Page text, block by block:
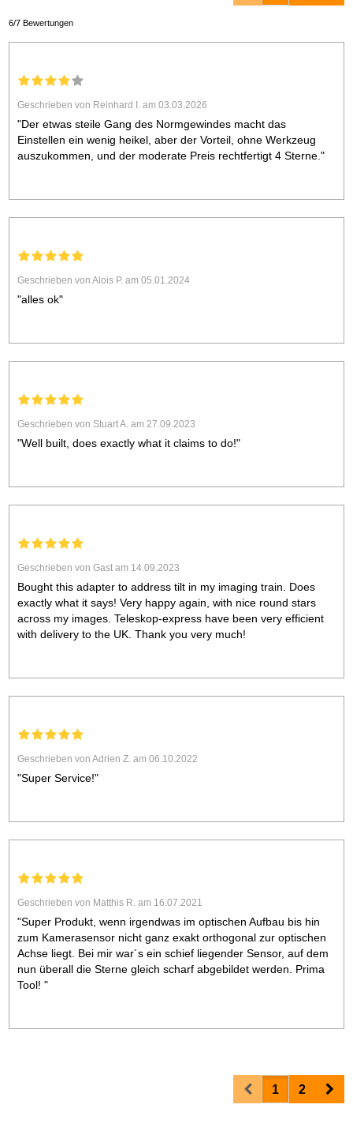
6/7 Bewertungen
Geschrieben von Reinhard I. am 03.03.2026
"Der etwas steile Gang des Normgewindes macht das
Einstellen ein wenig heikel, aber der Vorteil, ohne Werkzeug
auszukommen, und der moderate Preis rechtfertigt 4 Sterne."
Geschrieben von Alois P. am 05.01.2024
"alles ok"
Geschrieben von Stuart A. am 27.09.2023
"Well built, does exactly what it claims to do!"
Geschrieben von Gast am 14.09.2023
Bought this adapter to address tilt in my imaging train. Does
exactly what it says! Very happy again, with nice round stars
across my images. Teleskop-express have been very efficient
with delivery to the UK. Thank you very much!
Geschrieben von Adrien Z. am 06.10.2022
"Super Service!"
Geschrieben von Matthis R. am 16.07.2021
"Super Produkt, wenn irgendwas im optischen Aufbau bis hin
zum Kamerasensor nicht ganz exakt orthogonal zur optischen
Achse liegt. Bei mir war´s ein schief liegender Sensor, auf dem
nun überall die Sterne gleich scharf abgebildet werden. Prima
Tool! "
Prev1 2